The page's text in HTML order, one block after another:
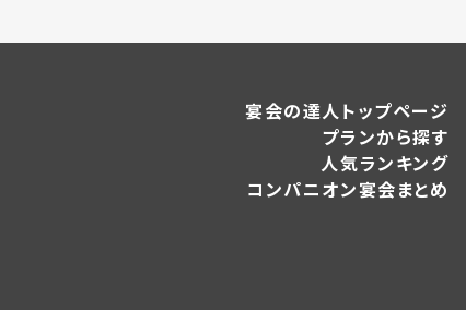
宴会の達人トップページ
プランから探す
人気ランキング
コンパニオン宴会まとめ